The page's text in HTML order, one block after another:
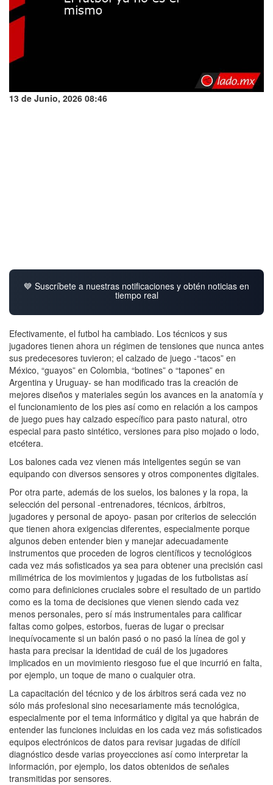
13 de Junio, 2026 08:46
💙 Suscríbete a nuestras notificaciones y obtén noticias en
tiempo real
Efectivamente, el futbol ha cambiado. Los técnicos y sus
jugadores tienen ahora un régimen de tensiones que nunca antes
sus predecesores tuvieron; el calzado de juego -“tacos” en
México, “guayos” en Colombia, “botines” o “tapones” en
Argentina y Uruguay- se han modificado tras la creación de
mejores diseños y materiales según los avances en la anatomía y
el funcionamiento de los pies así como en relación a los campos
de juego pues hay calzado específico para pasto natural, otro
especial para pasto sintético, versiones para piso mojado o lodo,
etcétera.
Los balones cada vez vienen más inteligentes según se van
equipando con diversos sensores y otros componentes digitales.
Por otra parte, además de los suelos, los balones y la ropa, la
selección del personal -entrenadores, técnicos, árbitros,
jugadores y personal de apoyo- pasan por criterios de selección
que tienen ahora exigencias diferentes, especialmente porque
algunos deben entender bien y manejar adecuadamente
instrumentos que proceden de logros científicos y tecnológicos
cada vez más sofisticados ya sea para obtener una precisión casi
milimétrica de los movimientos y jugadas de los futbolistas así
como para definiciones cruciales sobre el resultado de un partido
como es la toma de decisiones que vienen siendo cada vez
menos personales, pero sí más instrumentales para calificar
faltas como golpes, estorbos, fueras de lugar o precisar
inequívocamente si un balón pasó o no pasó la línea de gol y
hasta para precisar la identidad de cuál de los jugadores
implicados en un movimiento riesgoso fue el que incurrió en falta,
por ejemplo, un toque de mano o cualquier otra.
La capacitación del técnico y de los árbitros será cada vez no
sólo más profesional sino necesariamente más tecnológica,
especialmente por el tema informático y digital ya que habrán de
entender las funciones incluidas en los cada vez más sofisticados
equipos electrónicos de datos para revisar jugadas de difícil
diagnóstico desde varias proyecciones así como interpretar la
información, por ejemplo, los datos obtenidos de señales
transmitidas por sensores.